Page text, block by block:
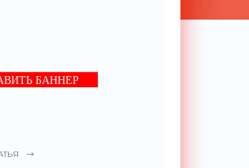
БАННЕР